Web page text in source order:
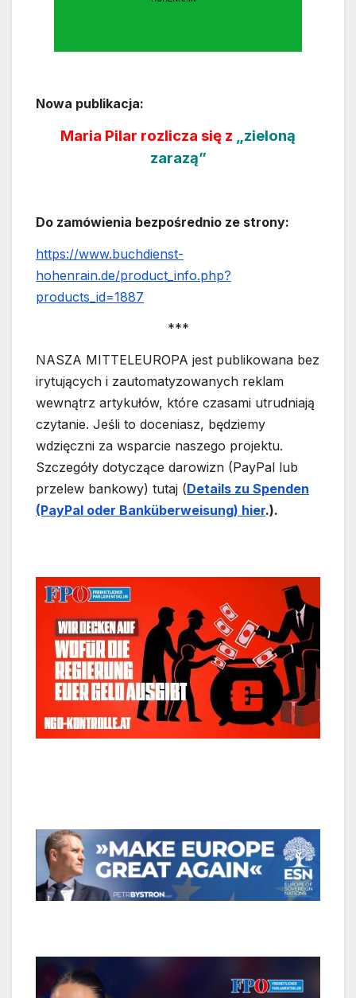
Nowa publikacja:
Maria Pilar rozlicza się z „zieloną
zarazą”
Do zamówienia bezpośrednio ze strony:
https://www.buchdienst-
hohenrain.de/product_info.php?
products_id=1887
***
NASZA MITTELEUROPA jest publikowana bez
irytujących i zautomatyzowanych reklam
wewnątrz artykułów, które czasami utrudniają
czytanie. Jeśli to doceniasz, będziemy
wdzięczni za wsparcie naszego projektu.
Szczegóły dotyczące darowizn (PayPal lub
przelew bankowy) tutaj (Details zu Spenden
(PayPal oder Banküberweisung) hier.).